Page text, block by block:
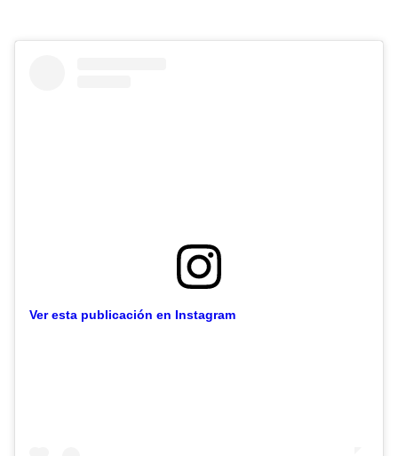
Ver esta publicación en Instagram